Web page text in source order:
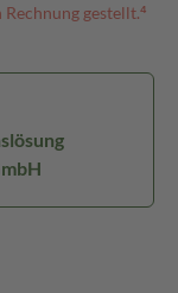
gestellt.⁴